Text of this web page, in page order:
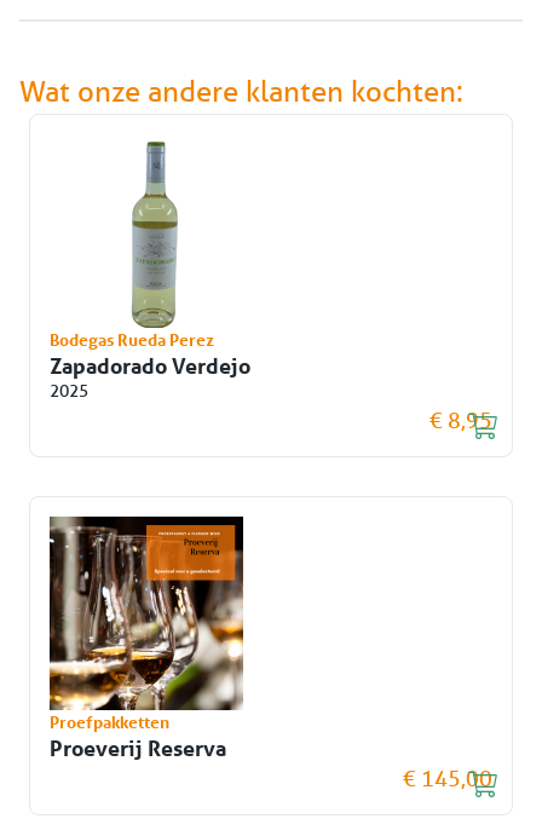
Wat onze andere klanten kochten:
Bodegas Rueda Perez
Zapadorado Verdejo
2025
€ 8,95
Proefpakketten
Proeverij Reserva
€ 145,00